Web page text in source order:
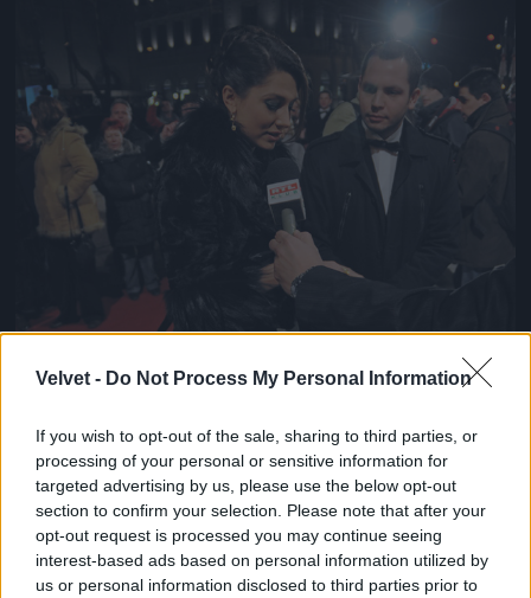
Velvet - Do Not Process My Personal Information
If you wish to opt-out of the sale, sharing to third parties, or
processing of your personal or sensitive information for
targeted advertising by us, please use the below opt-out
section to confirm your selection. Please note that after your
opt-out request is processed you may continue seeing
interest-based ads based on personal information utilized by
us or personal information disclosed to third parties prior to